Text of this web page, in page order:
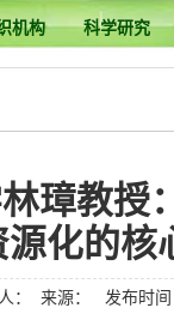
机构 科学研究
璋教授
源化的核
： 来源： 发布时